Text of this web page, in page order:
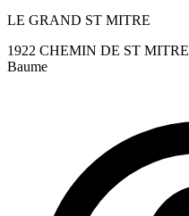
LE GRAND ST MITRE
1922 CHEMIN DE ST
Baume